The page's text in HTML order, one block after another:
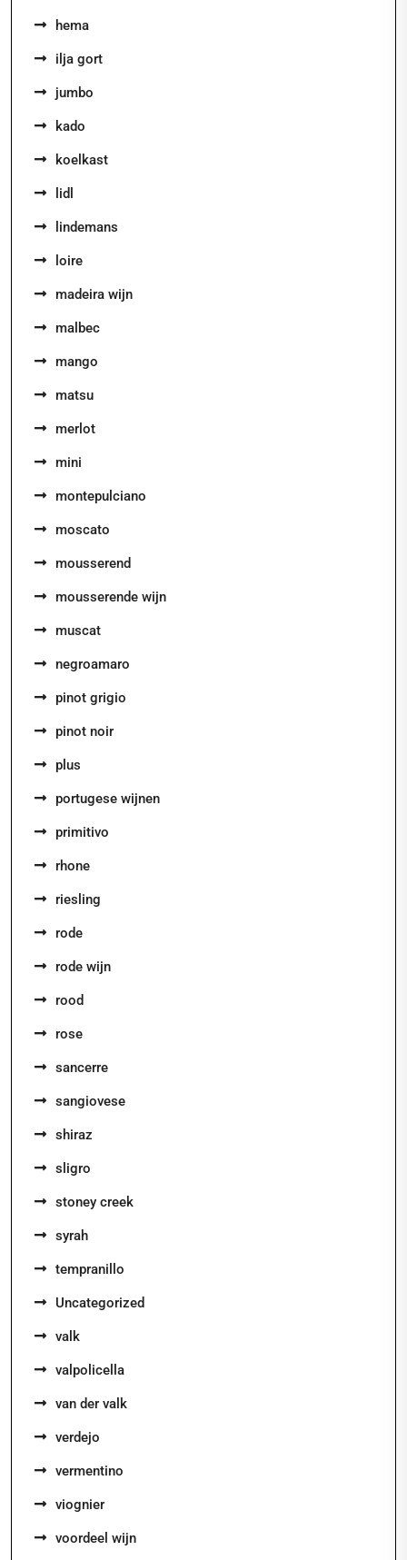
hema
ilja gort
jumbo
kado
koelkast
lidl
lindemans
loire
madeira wijn
malbec
mango
matsu
merlot
mini
montepulciano
moscato
mousserend
mousserende wijn
muscat
negroamaro
pinot grigio
pinot noir
plus
portugese wijnen
primitivo
rhone
riesling
rode
rode wijn
rood
rose
sancerre
sangiovese
shiraz
sligro
stoney creek
syrah
tempranillo
Uncategorized
valk
valpolicella
van der valk
verdejo
vermentino
viognier
voordeel wijn